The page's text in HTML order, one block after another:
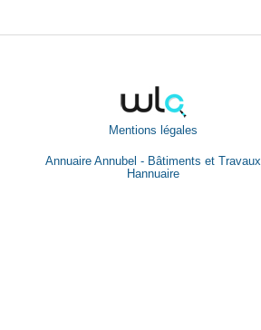
Mentions légales
Annuaire Annubel - Bâtiments et Travaux
Hannuaire